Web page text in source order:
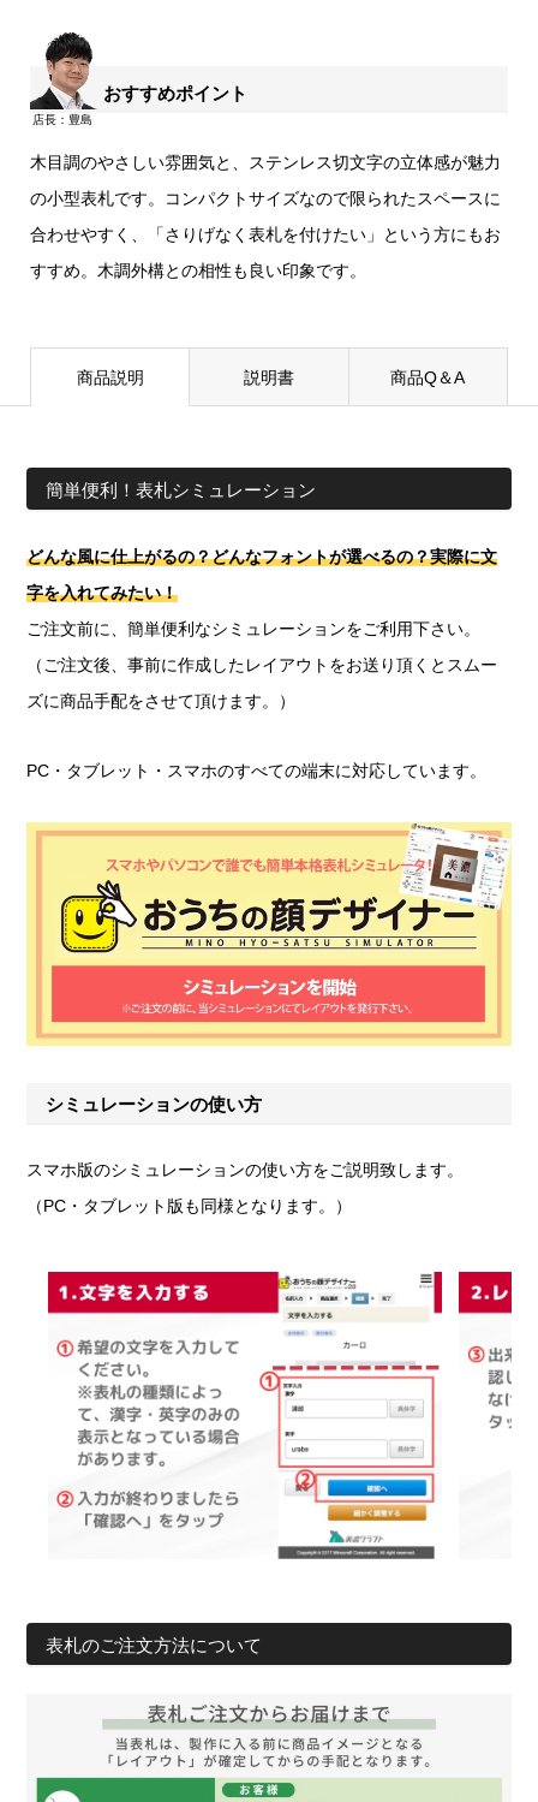
おすすめポイント
木目調のやさしい雰囲気と、ステンレス切文字の立体感が魅力
の小型表札です。コンパクトサイズなので限られたスペースに
合わせやすく、「さりげなく表札を付けたい」という方にもお
すすめ。木調外構との相性も良い印象です。
商品説明 説明書 商品Q＆A
簡単便利！表札シミュレーション
どんな風に仕上がるの？どんなフォントが選べるの？実際に文
字を入れてみたい！
ご注文前に、簡単便利なシミュレーションをご利用下さい。
（ご注文後、事前に作成したレイアウトをお送り頂くとスムー
ズに商品手配をさせて頂けます。）
PC・タブレット・スマホのすべての端末に対応しています。
シミュレーションの使い方
スマホ版のシミュレーションの使い方をご説明致します。
（PC・タブレット版も同様となります。）
表札のご注文方法について